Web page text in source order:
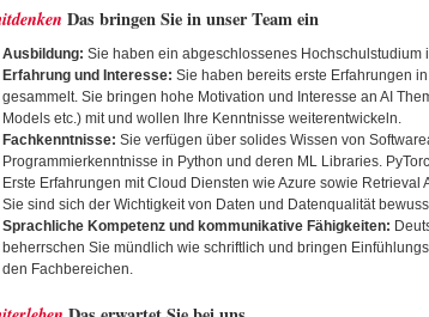
Das bringen Sie in unser Team ein
Ausbildung: Sie haben ein abgeschlossenes
Erfahrung und Interesse: Sie haben bereits erste Erfahrungen
gesammelt. Sie bringen hohe Motivation und Interesse an AI
Models etc.) mit und wollen Ihre Kenntnisse weiterentwickeln.
Fachkenntnisse: Sie verfügen über solides Wissen von
Programmierkenntnisse in Python und deren ML Libraries.
Erste Erfahrungen mit Cloud Diensten wie Azure sowie
Sie sind sich der Wichtigkeit von Daten und Datenqualität
Sprachliche Kompetenz und kommunikative Fähigkeiten:
beherrschen Sie mündlich wie schriftlich und bringen
den Fachbereichen.